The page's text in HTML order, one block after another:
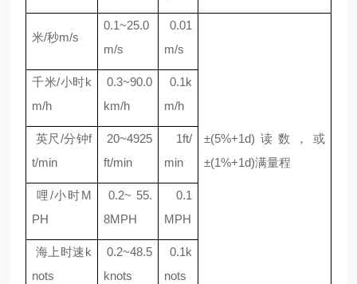
米/秒m/s
0.1~25.0
m/s
0.01
m/s
±(5%+1d)读数，或
±(1%+1d)满量程
千米/小时k
m/h
0.3~90.0
km/h
0.1k
m/h
英尺/分钟f
t/min
20~4925
ft/min
1ft/
min
哩/小时M
PH
0.2~ 55.
8MPH
0.1
MPH
海上时速k
nots
0.2~48.5
knots
0.1k
nots